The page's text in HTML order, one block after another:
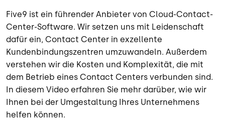
Five9 ist ein führender Anbieter von Cloud-Contact-
Center-Software. Wir setzen uns mit Leidenschaft
dafür ein, Contact Center in exzellente
Kundenbindungszentren umzuwandeln. Außerdem
verstehen wir die Kosten und Komplexität, die mit
dem Betrieb eines Contact Centers verbunden sind.
In diesem Video erfahren Sie mehr darüber, wie wir
Ihnen bei der Umgestaltung Ihres Unternehmens
helfen können.